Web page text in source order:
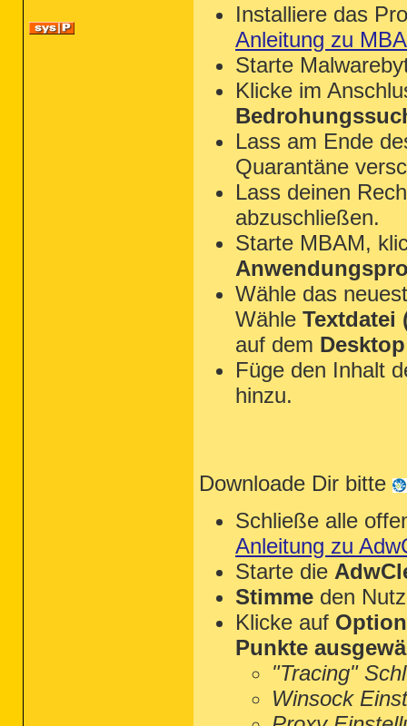
Installiere das
Anleitung zu
Starte
Klicke im
Lass am Ende
Quarantäne
Lass deinen
abzuschließen.
Starte MBAM,
Wähle das
Wähle Textdatei
auf dem Desktop
Füge den Inhalt
hinzu.
Downloade Dir bitte
Schließe alle
Anleitung zu
Starte die
Stimme den
Klicke auf
Punkte
"Tracing"
Winsock